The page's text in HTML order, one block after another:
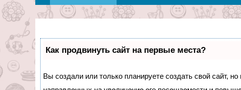
Как продвинуть сайт на первые места?
Вы создали или только планируете создать свой сайт,